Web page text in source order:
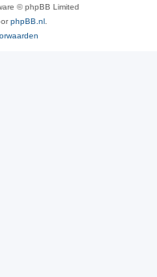
© phpBB Limited
phpBB.nl